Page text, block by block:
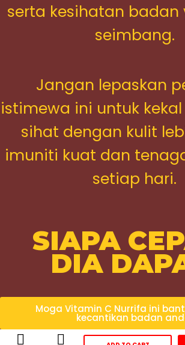
serta kesihatan badan
seimbang.
Jangan lepaskan
istimewa ini untuk
sihat dengan kulit
imuniti kuat dan
setiap hari.
SIAPA
DIA
Moga Vitamin C Nurrifa ini
kecantikan badan